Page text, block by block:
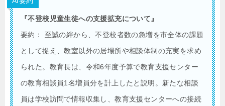
『不登校児童生徒への支援拡充について』
要約： 至誠の絆から、不登校者数の急増を市全体の課題
として捉え、教室以外の居場所や相談体制の充実を求め
られた。教育長は、令和6年度予算で教育支援センター
の教育相談員1名増員分を計上したと説明。新たな相談
員は学校訪問で情報収集し、教育支援センターへの接続